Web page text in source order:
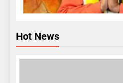
Hot News